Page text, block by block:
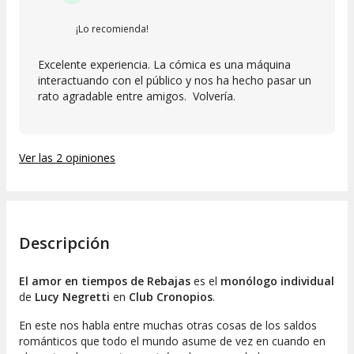
¡Lo recomienda!
Excelente experiencia. La cómica es una máquina
interactuando con el público y nos ha hecho pasar un
rato agradable entre amigos. Volvería.
Ver las 2 opiniones
Descripción
El amor en tiempos de Rebajas es el monólogo individual
de Lucy Negretti en Club Cronopios.
En este nos habla entre muchas otras cosas de los saldos
románticos que todo el mundo asume de vez en cuando en